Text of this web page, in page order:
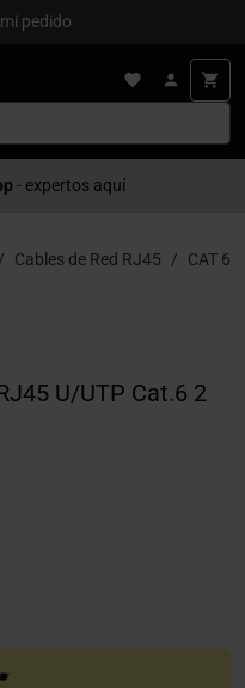
pedido
- expertos aquí
Cables de Red RJ45 CAT 6
U/UTP Cat.6 2